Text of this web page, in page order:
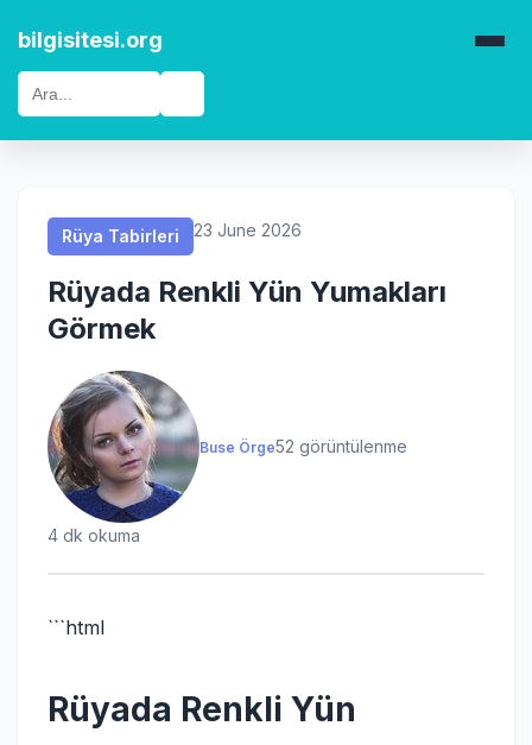
bilgisitesi.org
Rüya Tabirleri 23 June 2026
Rüyada Renkli Yün Yumakları
Görmek
Buse Örge52 görüntülenme
4 dk okuma
```html
Rüyada Renkli Yün
Rüya Tabirleri
Rüya Tabirleri
Rüya Tabirleri
Rüya Tabirleri